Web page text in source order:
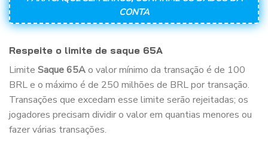
CONTA
Respeite o limite de saque 65A
Limite Saque 65Ao valor mínimo da transação é de 100
BRL e o máximo é de 250 milhões de BRL por transação.
Transações que excedam esse limite serão rejeitadas; os
jogadores precisam dividir o valor em quantias menores ou
fazer várias transações.